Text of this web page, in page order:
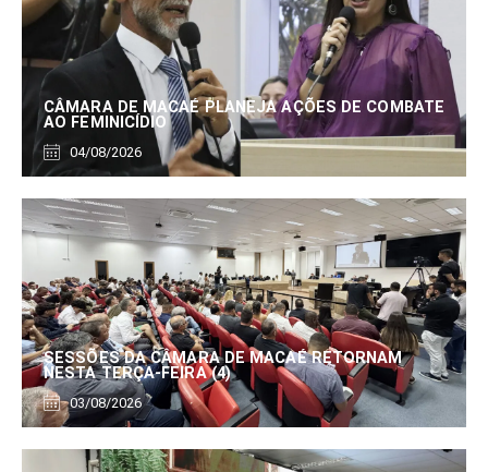
CÂMARA DE MACAÉ PLANEJA AÇÕES DE COMBATE
AO FEMINICÍDIO
04/08/2026
SESSÕES DA CÂMARA DE MACAÉ RETORNAM
NESTA TERÇA-FEIRA (4)
03/08/2026